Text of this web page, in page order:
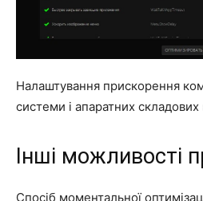
Налаштування прискорення
системи і апаратних складових
Інші можливості
Спосіб моментальної